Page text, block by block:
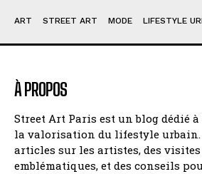
ART STREET ART MODE LIFESTYLE
À PROPOS
Street Art Paris est un blog dédié
la valorisation du lifestyle urbain.
articles sur les artistes, des
emblématiques, et des conseils